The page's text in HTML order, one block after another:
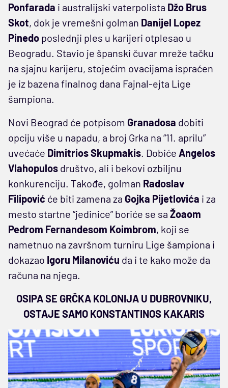
Ponfarada i australijski vaterpolista Džo Brus
Skot, dok je vremešni golman Danijel Lopez
Pinedo poslednji ples u karijeri otplesao u
Beogradu. Stavio je španski čuvar mreže tačku
na sjajnu karijeru, stojećim ovacijama ispraćen
je iz bazena finalnog dana Fajnal-ejta Lige
šampiona.
Novi Beograd će potpisom Granadosa dobiti
opciju više u napadu, a broj Grka na “11. aprilu”
uvećaće Dimitrios Skupmakis. Dobiće Angelos
Vlahopulos društvo, ali i bekovi ozbiljnu
konkurenciju. Takođe, golman Radoslav
Filipović će biti zamena za Gojka Pijetlovića i za
mesto startne “jedinice” boriće se sa Žoaom
Pedrom Fernandesom Koimbrom, koji se
nametnuo na završnom turniru Lige šampiona i
dokazao Igoru Milanoviću da i te kako može da
računa na njega.
OSIPA SE GRČKA KOLONIJA U DUBROVNIKU,
OSTAJE SAMO KONSTANTINOS KAKARIS